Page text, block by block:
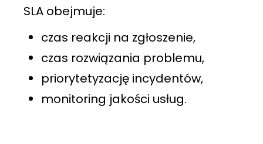
SLA obejmuje:
czas reakcji na zgłoszenie,
czas rozwiązania problemu,
priorytetyzację incydentów,
monitoring jakości usług.